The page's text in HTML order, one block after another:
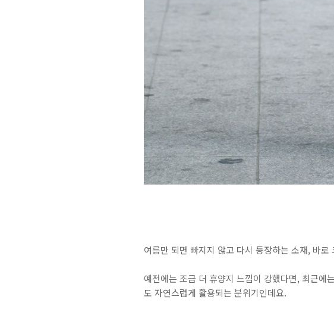
여름만 되면 빠지지 않고 다시 등장하는 소재, 바로
예전에는 조금 더 휴양지 느낌이 강했다면, 최근에
도 자연스럽게 활용되는 분위기인데요.